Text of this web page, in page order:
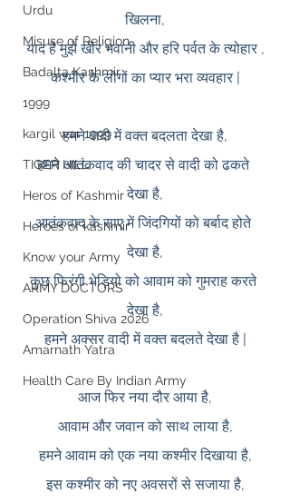
Urdu
Misuse of Religion
Badalta Kashmir
1999
kargil war 1999
TIGER HILL
Heros of Kashmir
Heroes of kashmir
Know your Army
ARMY DOCTORS
Operation Shiva 2026
Amarnath Yatra
Health Care By Indian Army
खिलना,
याद है मुझे खीर भवानी और हरि पर्वत के त्योहार ,
कश्मीर के लोगों का प्यार भरा व्यवहार |
हमने वादी में वक्त बदलता देखा है,
हमने आतंकवाद की चादर से वादी को ढकते
देखा है,
आतंकवाद के साए में जिंदगियों को बर्बाद होते
देखा है,
कुछ फिरंगी भेड़ियो को आवाम को गुमराह करते
देखा है,
हमने अक्सर वादी में वक्त बदलते देखा है |
आज फिर नया दौर आया है,
आवाम और जवान को साथ लाया है,
हमने आवाम को एक नया कश्मीर दिखाया है,
इस कश्मीर को नए अवसरों से सजाया है,